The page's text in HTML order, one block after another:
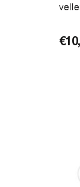
€